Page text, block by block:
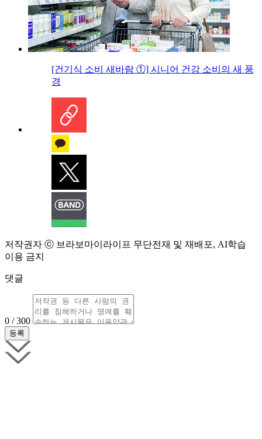
[건기식 소비 새바람 ①] 시니어 건강 소비의 새 풍
경
저작권자 ⓒ 브라보마이라이프 무단전재 및 재배포, AI학습
이용 금지
댓글
0 / 300